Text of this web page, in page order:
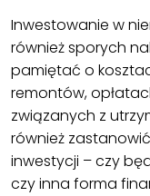
Inwestowanie w
również sporych
pamiętać o
remontów,
związanych z
również
inwestycji – czy
czy inna forma